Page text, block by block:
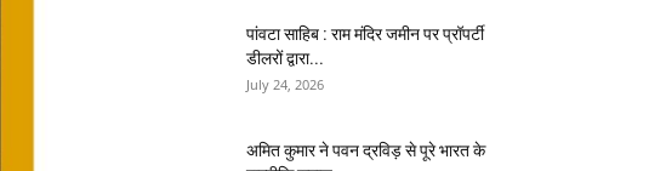
पांवटा साहिब : राम मंदिर जमीन पर प्रॉपर्टी
डीलरों द्वारा...
July 24, 2026
अमित कुमार ने पवन द्रविड़ से पूरे भारत के